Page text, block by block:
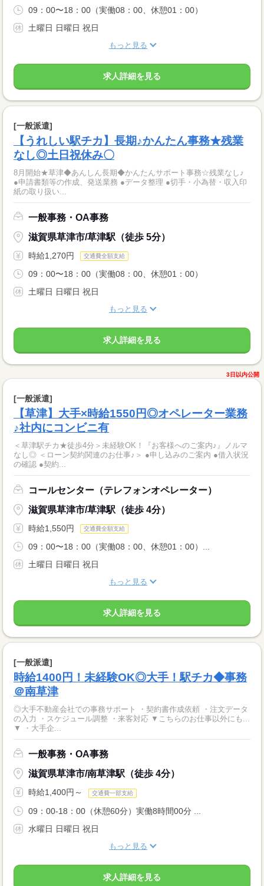
09：00〜18：00（実働08：00、休憩01：00）
土曜日 日曜日 祝日
もっと見る
求人詳細を見る
[一般派遣]
【うれしい駅チカ】長期♪かんたん事務★残業
なし◎土日祝休み〇
8月開始★草津◆あんしん長期◆かんたんサポート事務☆残業なし♪
●申請書類等の作成、発送業務 ●データ整理 ●切手・小為替・収入印
紙の取り扱い...
一般事務・OA事務
滋賀県草津市/草津駅（徒歩 5分）
時給1,270円 交通費全額支給
09：00〜18：00（実働08：00、休憩01：00）
土曜日 日曜日 祝日
もっと見る
求人詳細を見る
3日以内公開
[一般派遣]
【草津】大手×時給1550円◎オペレーター業務
♪社内にコンビニ有
＜草津駅チカ★徒歩4分＞未経験OK！『お客様へのご案内♪』ノルマ
なし◎ ＜ローン契約関連のお仕事♪＞ ●申し込みのご案内 ●借入状況
の確認 ●契約...
コールセンター（テレフォンオペレーター）
滋賀県草津市/草津駅（徒歩 4分）
時給1,550円 交通費全額支給
09：00〜18：00（実働08：00、休憩01：00）...
土曜日 日曜日 祝日
もっと見る
求人詳細を見る
[一般派遣]
時給1400円！未経験OK◎大手！駅チカ◆事務
＠南草津
◎大手不動産会社での事務サポート ・契約書作成依頼 ・注文データ
の入力 ・スケジュール調整 ・来客対応 ▼こちらのお仕事以外にも...
▼ ・大手企...
一般事務・OA事務
滋賀県草津市/南草津駅（徒歩 4分）
時給1,400円～ 交通費一部支給
09：00-18：00（休憩60分）実働8時間00分 ...
水曜日 日曜日 祝日
もっと見る
求人詳細を見る